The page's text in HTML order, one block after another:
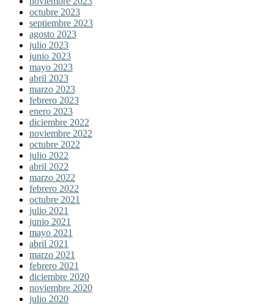
octubre 2023
septiembre 2023
agosto 2023
julio 2023
junio 2023
mayo 2023
abril 2023
marzo 2023
febrero 2023
enero 2023
diciembre 2022
noviembre 2022
octubre 2022
julio 2022
abril 2022
marzo 2022
febrero 2022
octubre 2021
julio 2021
junio 2021
mayo 2021
abril 2021
marzo 2021
febrero 2021
diciembre 2020
noviembre 2020
julio 2020